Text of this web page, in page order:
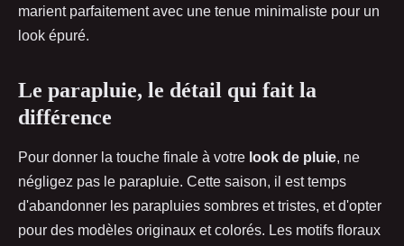
marient parfaitement avec une tenue minimaliste pour un
look épuré.
Le parapluie, le détail qui fait la
différence
Pour donner la touche finale à votre look de pluie, ne
négligez pas le parapluie. Cette saison, il est temps
d'abandonner les parapluies sombres et tristes, et d'opter
pour des modèles originaux et colorés. Les motifs floraux